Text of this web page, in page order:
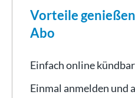
Vorteile
Abo
Einfach online kündbar
Einmal anmelden und